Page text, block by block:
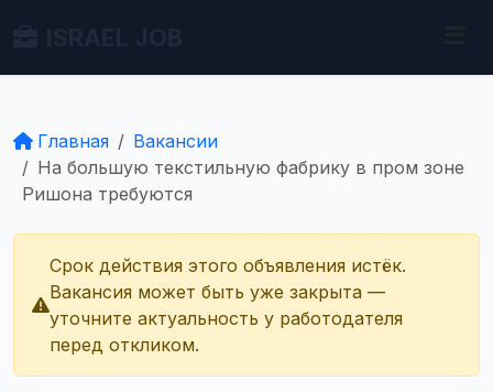
Главная
Вакансии
На большую текстильную фабрику в пром зоне
Ришона требуются
Срок действия этого объявления истёк.
Вакансия может быть уже закрыта —
уточните актуальность у работодателя
перед откликом.